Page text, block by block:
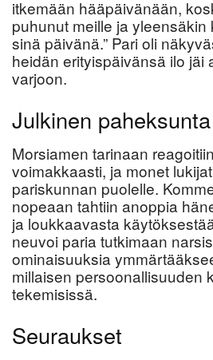
itkemään hääpäivänään,
puhunut meille ja
sinä päivänä.” Pari oli
heidän erityispäivänsä ilo jäi
varjoon.
Julkinen paheksunta
Morsiamen tarinaan
voimakkaasti, ja monet
pariskunnan puolelle.
nopeaan tahtiin anoppia
ja loukkaavasta
neuvoi paria tutkimaan
ominaisuuksia
millaisen persoonallisuuden
tekemisissä.
Seuraukset